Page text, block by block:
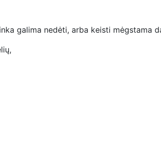
galima nedėti, arba keisti mėgstama